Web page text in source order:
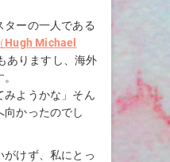
ターの一人である
（Hugh Michael
ありますし、海外
みようかな」そん
向かったのでし
がけず、私にとっ